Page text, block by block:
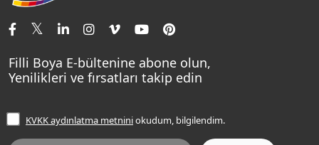
Tavan Boyaları
Ev Bakım ve Hobi Boyaları
Yatak Odası Renkleri
Sentomaxx Sentetik Boya
Sentomaxx İpeksi Mat
Momento Life
Şampanya Rengi
Açık Mavi Rengi
Frezya Rengi
İletişim Bilgilerimiz
Renk Danışma
Filli Ustam
Sıkça Sorulan Sorular
Ücretsiz Yalıtım Keşif Hizmeti
Bilgi Toplumu Hizmetleri
Filli Boya E-bültenine abone olun,
Yenilikleri ve fırsatları takip edin
KVKK aydınlatma metniniokudum, bilgilendim.